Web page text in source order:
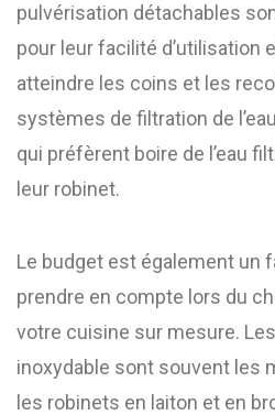
pulvérisation détachables
pour leur facilité d’utilisation
atteindre les coins et les
systèmes de filtration de
qui préfèrent boire de l’eau
leur robinet.
Le budget est également un
prendre en compte lors du
votre cuisine sur mesure.
inoxydable sont souvent les
les robinets en laiton et en